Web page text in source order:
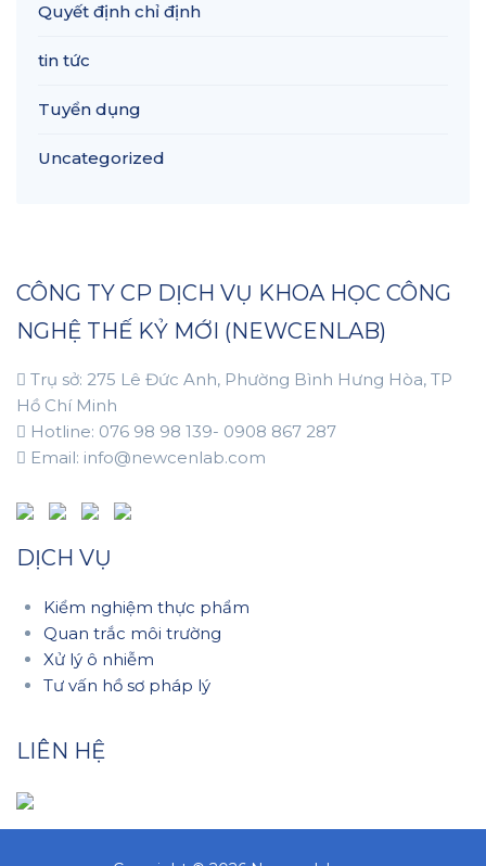
Quyết định chỉ định
tin tức
Tuyển dụng
Uncategorized
CÔNG TY CP DỊCH VỤ KHOA HỌC CÔNG
NGHỆ THẾ KỶ MỚI (NEWCENLAB)
Trụ sở: 275 Lê Đức Anh, Phường Bình Hưng Hòa, TP
Hồ Chí Minh
Hotline: 076 98 98 139- 0908 867 287
Email: info@newcenlab.com
DỊCH VỤ
Kiểm nghiệm thực phẩm
Quan trắc môi trường
Xử lý ô nhiễm
Tư vấn hồ sơ pháp lý
LIÊN HỆ